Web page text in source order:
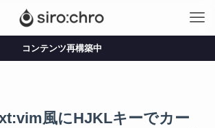
コンテンツ再構築中
風にHJKLキーでカー